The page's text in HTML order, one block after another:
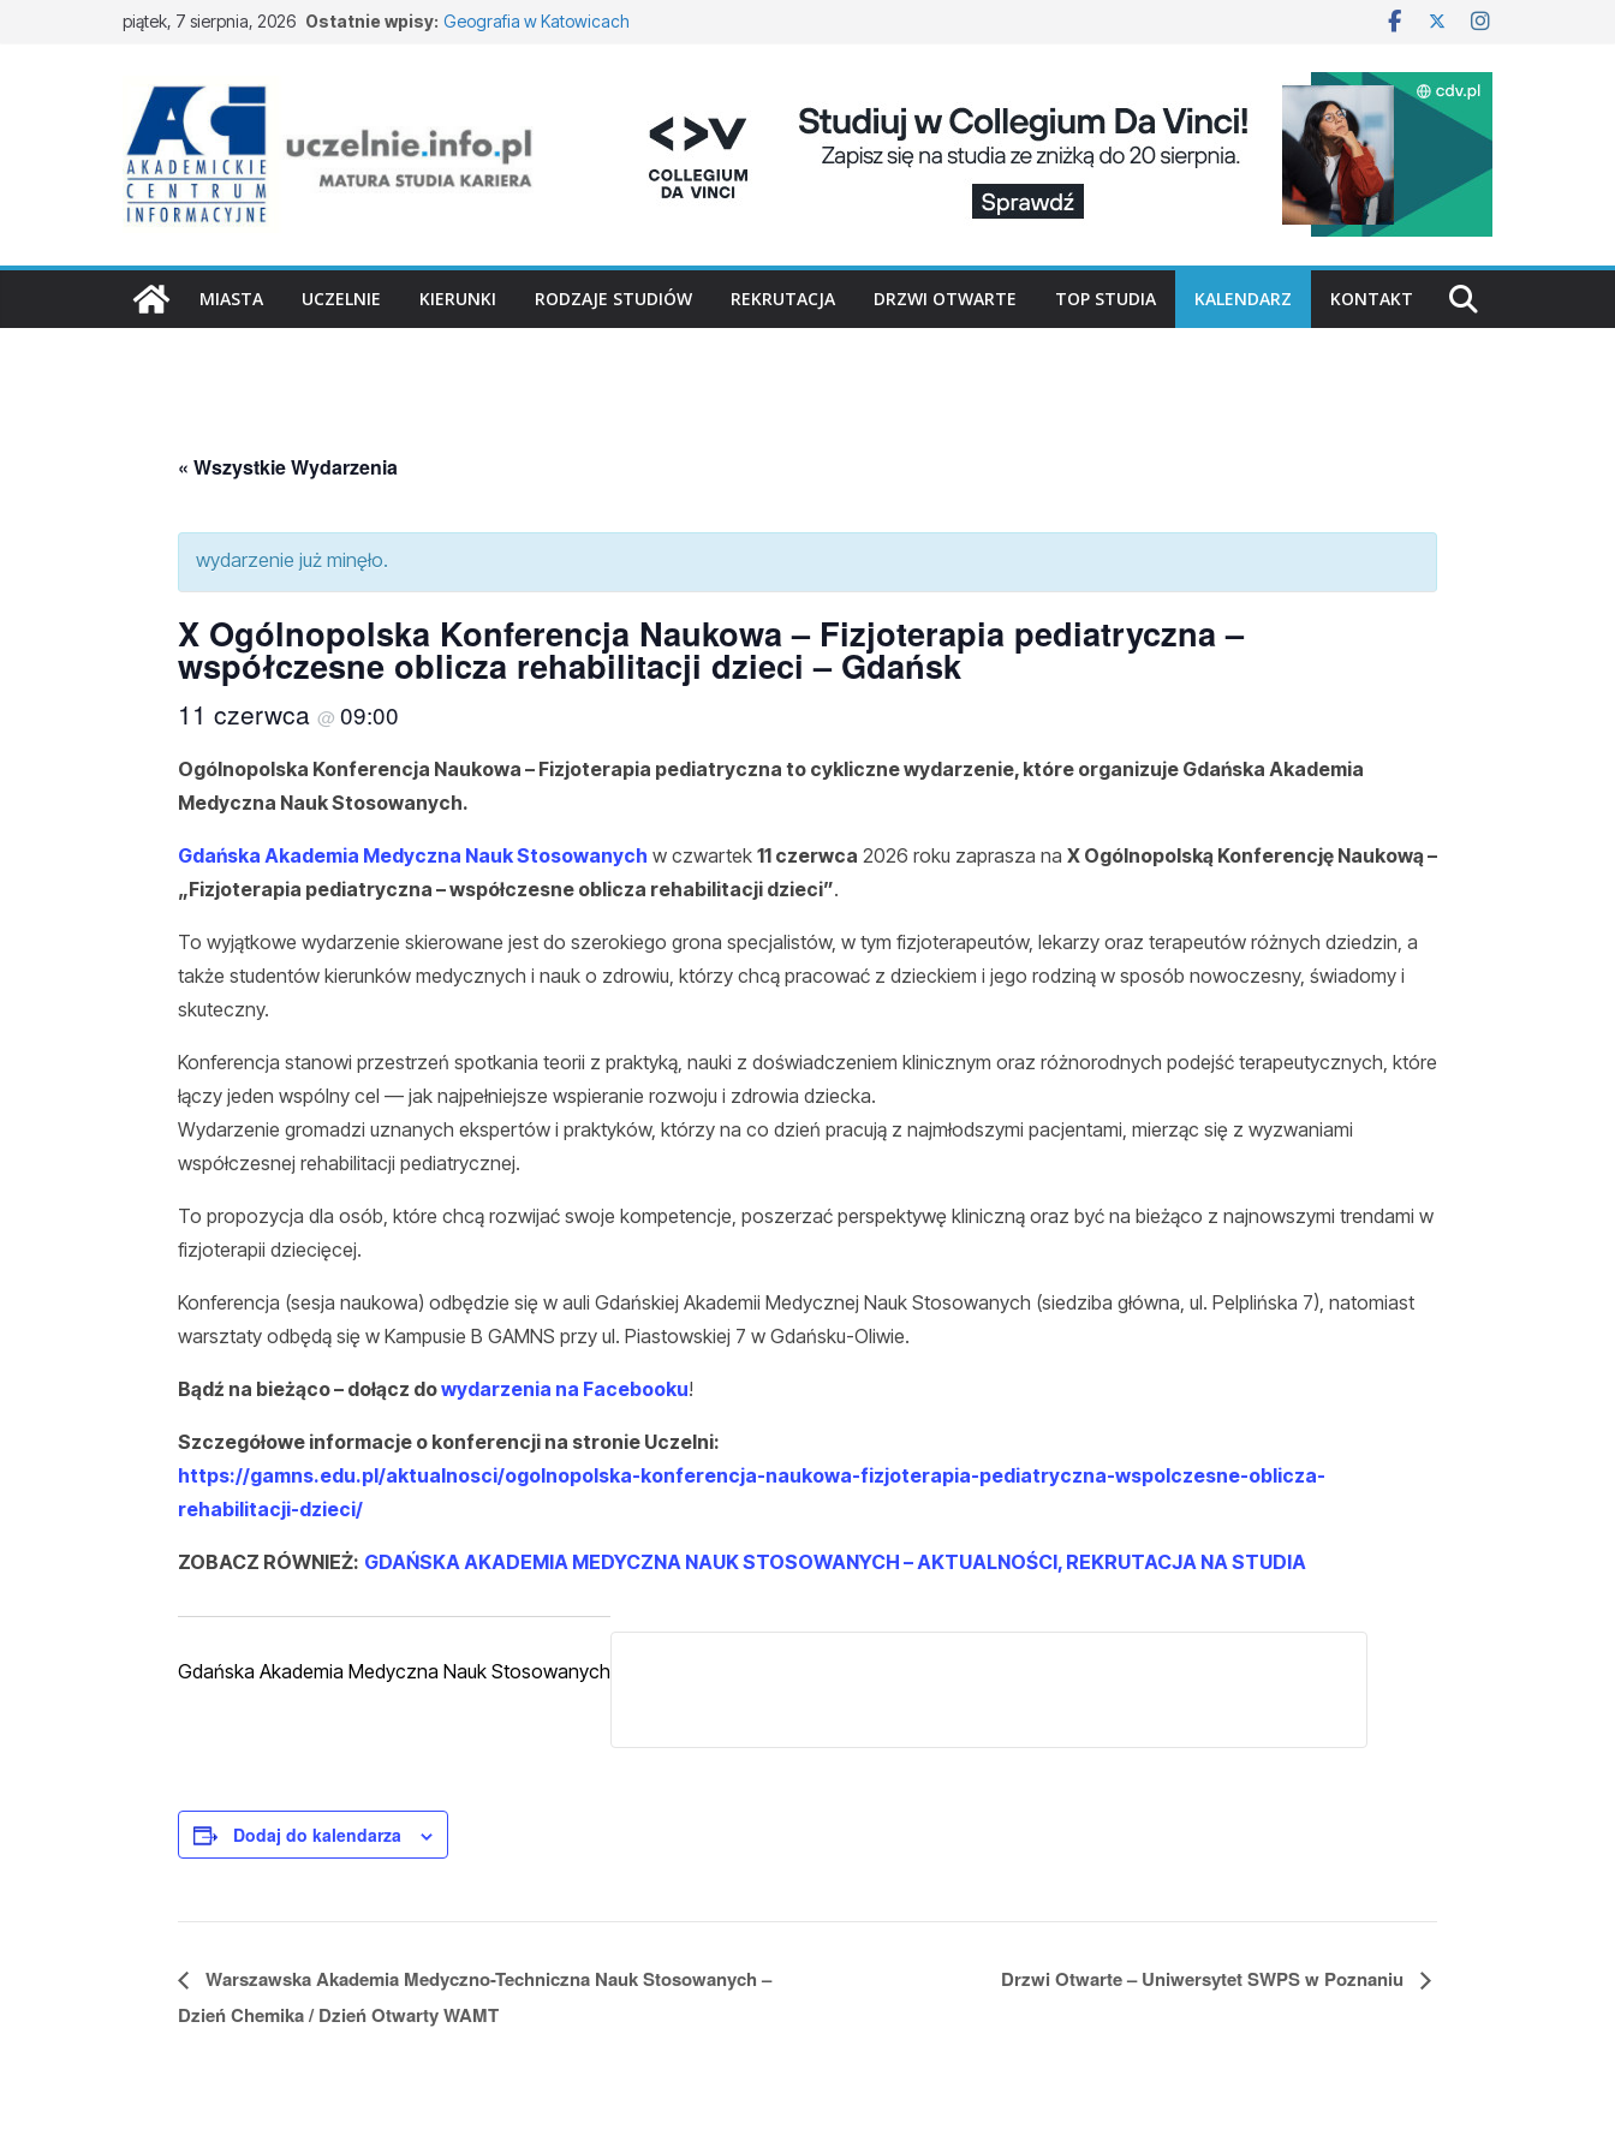
piątek, 7 sierpnia, 2026 Ostatnie wpisy: Geografia w Katowicach
MIASTA UCZELNIE KIERUNKI RODZAJE STUDIÓW REKRUTACJA DRZWI OTWARTE TOP STUDIA KALENDARZ KONTAKT
« Wszystkie Wydarzenia
wydarzenie już minęło.
X Ogólnopolska Konferencja Naukowa – Fizjoterapia pediatryczna –
współczesne oblicza rehabilitacji dzieci – Gdańsk
11 czerwca @ 09:00
Ogólnopolska Konferencja Naukowa – Fizjoterapia pediatryczna to cykliczne wydarzenie, które organizuje Gdańska Akademia
Medyczna Nauk Stosowanych.
Gdańska Akademia Medyczna Nauk Stosowanych w czwartek 11 czerwca 2026 roku zaprasza na X Ogólnopolską Konferencję Naukową –
„Fizjoterapia pediatryczna – współczesne oblicza rehabilitacji dzieci”.
To wyjątkowe wydarzenie skierowane jest do szerokiego grona specjalistów, w tym fizjoterapeutów, lekarzy oraz terapeutów różnych dziedzin, a
także studentów kierunków medycznych i nauk o zdrowiu, którzy chcą pracować z dzieckiem i jego rodziną w sposób nowoczesny, świadomy i
skuteczny.
Konferencja stanowi przestrzeń spotkania teorii z praktyką, nauki z doświadczeniem klinicznym oraz różnorodnych podejść terapeutycznych, które
łączy jeden wspólny cel — jak najpełniejsze wspieranie rozwoju i zdrowia dziecka.
Wydarzenie gromadzi uznanych ekspertów i praktyków, którzy na co dzień pracują z najmłodszymi pacjentami, mierząc się z wyzwaniami
współczesnej rehabilitacji pediatrycznej.
To propozycja dla osób, które chcą rozwijać swoje kompetencje, poszerzać perspektywę kliniczną oraz być na bieżąco z najnowszymi trendami w
fizjoterapii dziecięcej.
Konferencja (sesja naukowa) odbędzie się w auli Gdańskiej Akademii Medycznej Nauk Stosowanych (siedziba główna, ul. Pelplińska 7), natomiast
warsztaty odbędą się w Kampusie B GAMNS przy ul. Piastowskiej 7 w Gdańsku-Oliwie.
Bądź na bieżąco – dołącz dowydarzenia na Facebooku!
Szczegółowe informacje o konferencji na stronie Uczelni:
https://gamns.edu.pl/aktualnosci/ogolnopolska-konferencja-naukowa-fizjoterapia-pediatryczna-wspolczesne-oblicza-
rehabilitacji-dzieci/
ZOBACZ RÓWNIEŻ: GDAŃSKA AKADEMIA MEDYCZNA NAUK STOSOWANYCH – AKTUALNOŚCI, REKRUTACJA NA STUDIA
Gdańska Akademia Medyczna Nauk Stosowanych
Dodaj do kalendarza
W
d
Warszawska Akademia Medyczno-Techniczna Nauk Stosowanych –
Dzień Chemika / Dzień Otwarty WAMT
Drzwi Otwarte – Uniwersytet SWPS w Poznaniu